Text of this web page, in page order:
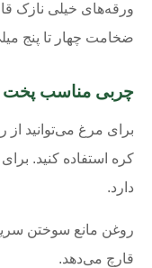
ورقه‌های خیلی نازک
ضخامت چهار تا پنج
چربی مناسب پخت
برای مرغ می‌توانید
کره استفاده کنید.
دارد.
روغن مانع سوختن
قارچ می‌دهد.